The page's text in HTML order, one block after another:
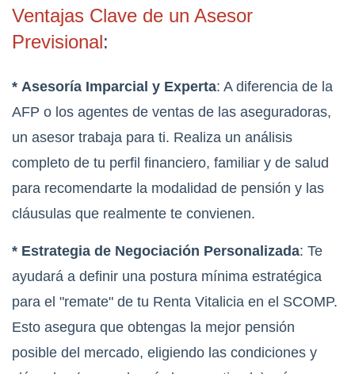
Ventajas Clave de un Asesor
Previsional:
* Asesoría Imparcial y Experta: A diferencia de la
AFP o los agentes de ventas de las aseguradoras,
un asesor trabaja para ti. Realiza un análisis
completo de tu perfil financiero, familiar y de salud
para recomendarte la modalidad de pensión y las
cláusulas que realmente te convienen.
* Estrategia de Negociación Personalizada: Te
ayudará a definir una postura mínima estratégica
para el "remate" de tu Renta Vitalicia en el SCOMP.
Esto asegura que obtengas la mejor pensión
posible del mercado, eligiendo las condiciones y